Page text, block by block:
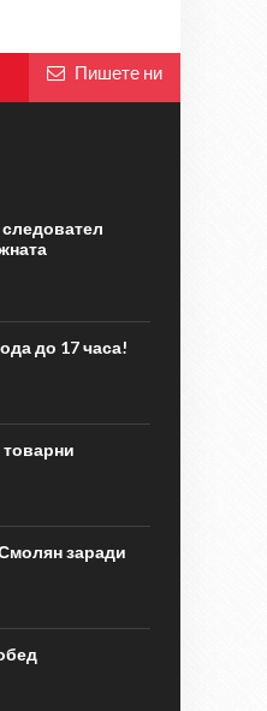
Пишете ни
до 17 часа!
заради